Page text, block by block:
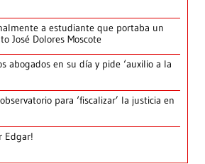
a estudiante que portaba un
José Dolores Moscote
abogados en su día y pide ‘auxilio a la
para ‘fiscalizar’ la justicia en
Edgar!